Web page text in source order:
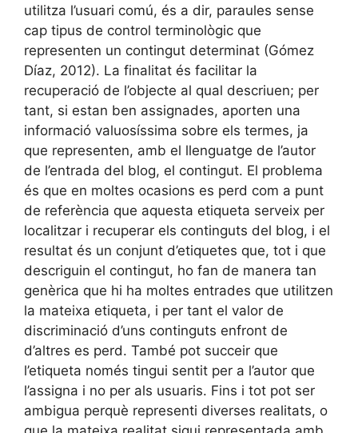
utilitza l’usuari comú, és a dir, paraules sense
cap tipus de control terminològic que
representen un contingut determinat (Gómez
Díaz, 2012). La finalitat és facilitar la
recuperació de l’objecte al qual descriuen; per
tant, si estan ben assignades, aporten una
informació valuosíssima sobre els termes, ja
que representen, amb el llenguatge de l’autor
de l’entrada del blog, el contingut. El problema
és que en moltes ocasions es perd com a punt
de referència que aquesta etiqueta serveix per
localitzar i recuperar els continguts del blog, i el
resultat és un conjunt d’etiquetes que, tot i que
descriguin el contingut, ho fan de manera tan
genèrica que hi ha moltes entrades que utilitzen
la mateixa etiqueta, i per tant el valor de
discriminació d’uns continguts enfront de
d’altres es perd. També pot succeir que
l’etiqueta només tingui sentit per a l’autor que
l’assigna i no per als usuaris. Fins i tot pot ser
ambigua perquè representi diverses realitats, o